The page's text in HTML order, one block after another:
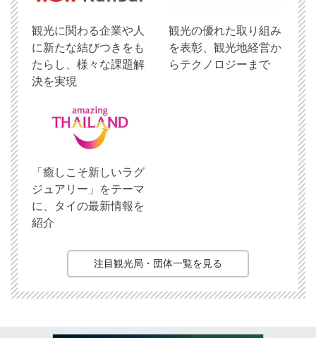
観光に関わる企業や人
に新たな結びつきをも
たらし、様々な課題解
決を実現
観光の優れた取り組み
を表彰、観光地経営か
らテクノロジーまで
「癒しこそ新しいラグ
ジュアリー」をテーマ
に、タイの最新情報を
紹介
注目観光局・団体一覧を見る